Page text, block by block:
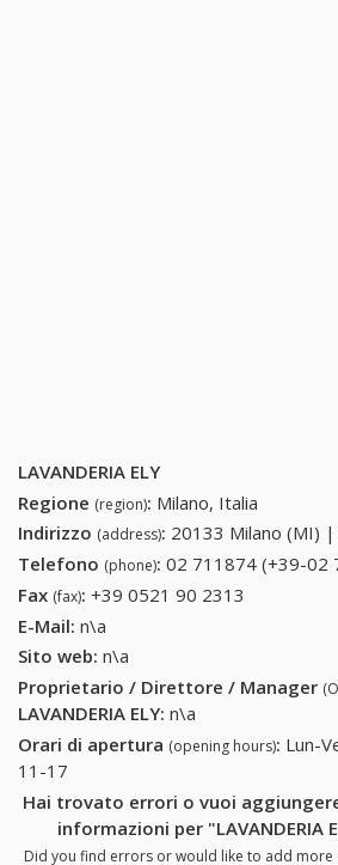
LAVANDERIA ELY
Regione (region): Milano, Italia
Indirizzo (address): 20133 Milano (MI) |
Telefono (phone): 02 711874 (+39-02
Fax (fax): +39 0521 90 2313
E-Mail: n\a
Sito web: n\a
Proprietario / Direttore / Manager
LAVANDERIA ELY: n\a
Orari di apertura (opening hours): Lun-
11-17
Hai trovato errori o vuoi
informazioni per "LAVANDERIA
Did you find errors or would like to add